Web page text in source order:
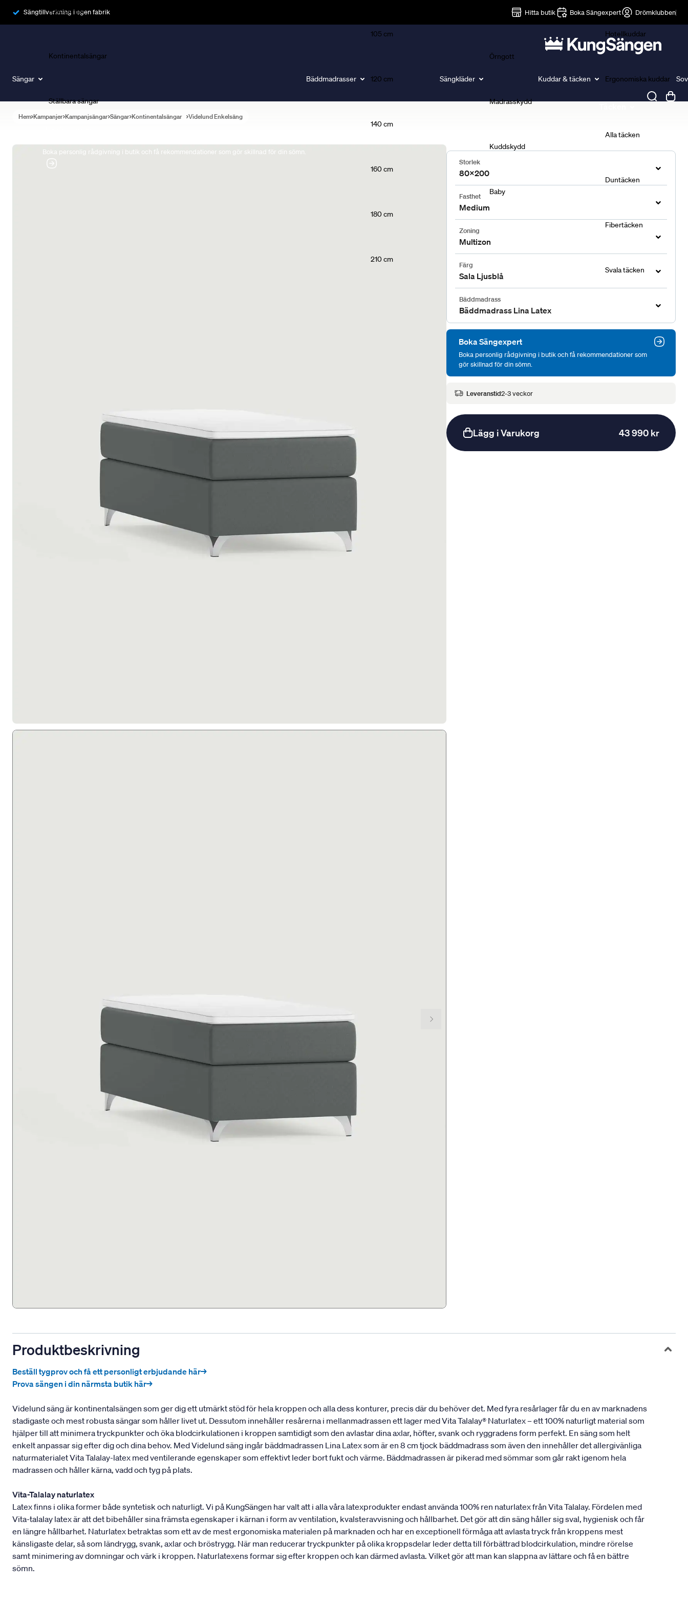
Sängtillverkning i egen fabrik Hitta butik Boka Sängexpert Drömklubben
Sängar
Ramsängar
Kontinentalsängar
Ställbara sängar
Boka personlig rådgivning i butik och få rekommendationer som gör skillnad för din sömn.
Bäddmadrasser
105 cm
120 cm
140 cm
160 cm
180 cm
210 cm
Sängkläder
Örngott
Madrasskydd
Kuddskydd
Baby
Kuddar & täcken
Hotellkuddar
Ergonomiska kuddar
Alla täcken
Duntäcken
Fibertäcken
Svala täcken
Hem Kampanjer Kampanjsängar Sängar Kontinentalsängar Videlund Enkelsäng
Storlek
80x200
Fasthet
Medium
Zoning
Multizon
Färg
Sala Ljusblå
Bäddmadrass
Bäddmadrass Lina Latex
Boka Sängexpert
Boka personlig rådgivning i butik och få rekommendationer som
gör skillnad för din sömn.
Leveranstid2-3 veckor
Lägg i Varukorg 43 990 kr
Produktbeskrivning
Beställ tygprov och få ett personligt erbjudande här→
Prova sängen i din närmsta butik här→
Videlund säng är kontinentalsängen som ger dig ett utmärkt stöd för hela kroppen och alla dess konturer, precis där du behöver det. Med fyra resårlager får du en av marknadens
stadigaste och mest robusta sängar som håller livet ut. Dessutom innehåller resårerna i mellanmadrassen ett lager med Vita Talalay® Naturlatex – ett 100% naturligt material som
hjälper till att minimera tryckpunkter och öka blodcirkulationen i kroppen samtidigt som den avlastar dina axlar, höfter, svank och ryggradens form perfekt. En säng som helt
enkelt anpassar sig efter dig och dina behov. Med Videlund säng ingår bäddmadrassen Lina Latex som är en 8 cm tjock bäddmadrass som även den innehåller det allergivänliga
naturmaterialet Vita Talalay-latex med ventilerande egenskaper som effektivt leder bort fukt och värme. Bäddmadrassen är pikerad med sömmar som går rakt igenom hela
madrassen och håller kärna, vadd och tyg på plats.
Vita-Talalay naturlatex
Latex finns i olika former både syntetisk och naturligt. Vi på KungSängen har valt att i alla våra latexprodukter endast använda 100% ren naturlatex från Vita Talalay. Fördelen med
Vita-talalay latex är att det bibehåller sina främsta egenskaper i kärnan i form av ventilation, kvalsteravvisning och hållbarhet. Det gör att din säng håller sig sval, hygienisk och får
en längre hållbarhet. Naturlatex betraktas som ett av de mest ergonomiska materialen på marknaden och har en exceptionell förmåga att avlasta tryck från kroppens mest
känsligaste delar, så som ländrygg, svank, axlar och bröstrygg. När man reducerar tryckpunkter på olika kroppsdelar leder detta till förbättrad blodcirkulation, mindre rörelse
samt minimering av domningar och värk i kroppen. Naturlatexens formar sig efter kroppen och kan därmed avlasta. Vilket gör att man kan slappna av lättare och få en bättre
sömn.